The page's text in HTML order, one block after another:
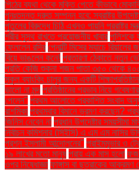
পিঠের ব্যথা থেকে মুক্তি পেতে কীভাবে
পুনঃতদন্ত দ্রুত সম্পন্ন হবে: স্বরাষ্ট্র
পুতুলের বিরুদ্ধে চিঠি এখনও পায়নি পররাষ্ট্র
শরীর সুস্থ রাখতে প্রয়োজনীয় খাবার পুলিশকে
ফেললেন রদ্রি পেনাল্টি মিসের ম্যাচে রিয়ালের
বিয়ে ভাঙলেন কনে! প্রতারণা ঠেকাতে নতুন
প্রতি কেজি শুকনা শজন পাতা ৩৫০ থেকে ৪০০
স্কুল ব্যাংকিং চালুর জন্য একটি
ভালো না মন্দ প্রতিষ্ঠানের প্রভাব নিয়ে
পেলেন" প্রথম আলোতে প্রকাশিত সংবাদ
রাশমিকা প্রথমবার বিমানে ভ্রমণ করছেন?
জিনিস নেবেন না প্রধান উপদেষ্টার সময়সীমা
নির্বাচন কমিশনার (সিইসি) এ এম এম নাসির
প্রশ্ন ইসলামী আন্দোলনের" প্রাইমমুভার ও
১৯ লাখের মতো মানুষ প্রায় এক মাস হলো
ওপর নিষেধাজ্ঞা ফাঙ্গাস বা ছত্রাকের আক্রমণ